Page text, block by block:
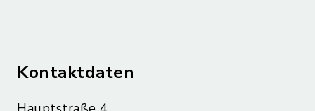
Kontaktdaten